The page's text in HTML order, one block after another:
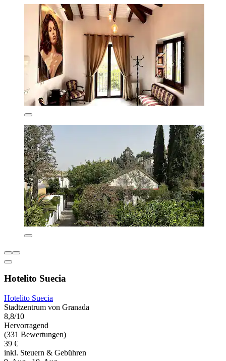
Hotelito Suecia
Hotelito Suecia
Stadtzentrum von Granada
8,8/10
Hervorragend
(331 Bewertungen)
39 €
inkl. Steuern & Gebühren